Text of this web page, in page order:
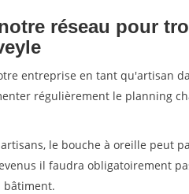
réseau pour
entreprise en tant qu'artisan
régulièrement le planning
le bouche à oreille peut
il faudra obligatoirement
bâtiment.